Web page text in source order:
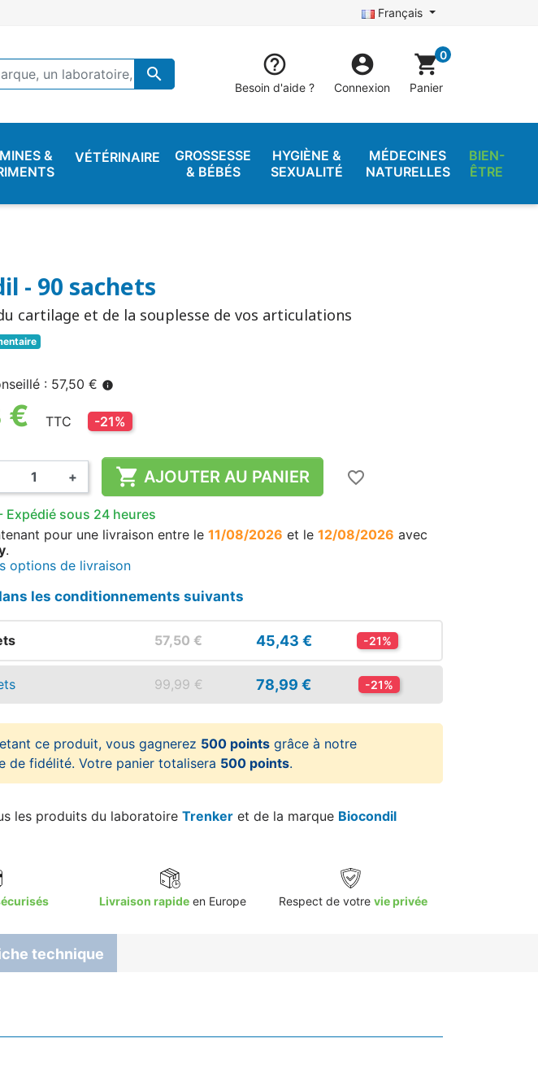
Français
 
Besoin d'aide ?

Connexion
shopping_cart0
Panier
&
VÉTÉRINAIRE
GROSSESSE
& BÉBÉS
HYGIÈNE &
SEXUALITÉ
MÉDECINES
NATURELLES
BIEN-
ÊTRE
- 90 sachets
cartilage et de la souplesse de vos articulations
: 57,50 € info
€ TTC -21%
+  AJOUTER AU PANIER
favorite_border
Expédié sous 24 heures
pour une livraison entre le 11/08/2026 et le 12/08/2026 avec
.
options de livraison
les conditionnements suivants
57,50 € 45,43 € -21%
99,99 € 78,99 € -21%
ce produit, vous gagnerez 500 pointsgrâce à notre
de fidélité. Votre panier totalisera 500 points.
les produits du laboratoire Trenkeret de la marque Biocondil
Livraison rapideen Europe Respect de votre vie privée
technique